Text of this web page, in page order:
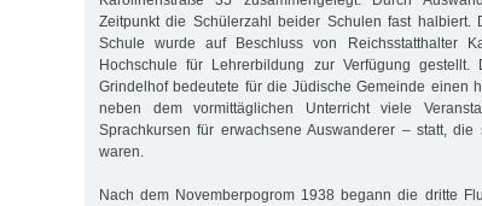
Zeitpunkt die Schülerzahl beider Schulen fast halbiert.
Schule wurde auf Beschluss von Reichsstatthalter
Hochschule für Lehrerbildung zur Verfügung
Grindelhof bedeutete für die Jüdische Gemeinde einen
neben dem vormittäglichen Unterricht viele
Sprachkursen für erwachsene Auswanderer – statt,
waren.
Nach dem Novemberpogrom 1938 begann die dritte